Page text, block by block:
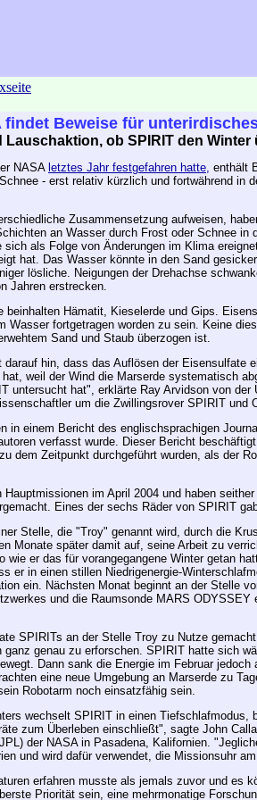
Beweise für
Lauschaktion, ob SPIRIT den Winter
NASA letztes Jahr festgefahren hatte, enthält
- erst relativ kürzlich und fortwährend in
Zusammensetzung aufweisen,
an Wasser durch Frost oder Schnee in
als Folge von Änderungen im Klima
hat. Das Wasser könnte in den Sand
lösliche. Neigungen der Drehachse
Jahren erstrecken.
beinhalten Hämatit, Kieselerde und Gips.
Wasser fortgetragen worden zu sein. Keine
Sand und Staub überzogen ist.
hin, dass das Auflösen der Eisensulfate
weil der Wind die Marserde systematisch
untersucht hat", erklärte Ray Arvidson von der
um die Zwillingsrover SPIRIT und
in einem Bericht des englischsprachigen
verfasst wurde. Dieser Bericht
dem Zeitpunkt durchgeführt wurden, als der
im April 2004 und haben
Eines der sechs Räder von SPIRIT
Stelle, die "Troy" genannt wird, durch die
Monate später damit auf, seine Arbeit zu
er das für vorangegangene Winter getan
er in einen stillen Niedrigenergie-
ein. Nächsten Monat beginnt an der Stelle
und die Raumsonde MARS
SPIRITs an der Stelle Troy zu Nutze
genau zu erforschen. SPIRIT hatte sich
Dann sank die Energie im Februar jedoch
eine neue Umgebung an Marserde zu
Robotarm noch einsatzfähig sein.
wechselt SPIRIT in einen Tiefschlafmodus,
zum Überleben einschließt", sagte John
der NASA in Pasadena, Kalifornien.
und wird dafür verwendet, die Missionsuhr
erfahren musste als jemals zuvor und es
Priorität sein, eine mehrmonatige